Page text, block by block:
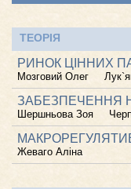
ТЕОРІЯ
РИНОК ЦІННИХ
Мозговий Олег
ЗАБЕЗПЕЧЕННЯ
Шершньова Зоя
Жеваго Аліна